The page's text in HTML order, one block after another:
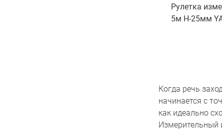
Рулетка
5м H-25мм
Когда речь
начинается с
как идеально
Измерительный